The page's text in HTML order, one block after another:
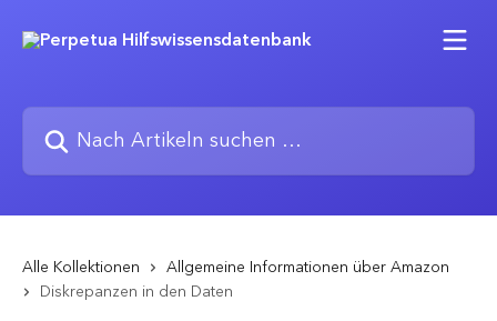
Nach Artikeln suchen …
Alle Kollektionen
Allgemeine Informationen über Amazon
Diskrepanzen in den Daten